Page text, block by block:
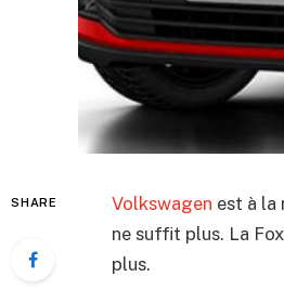
SHARE Volkswagen est à la
ne suffit plus. La
plus.